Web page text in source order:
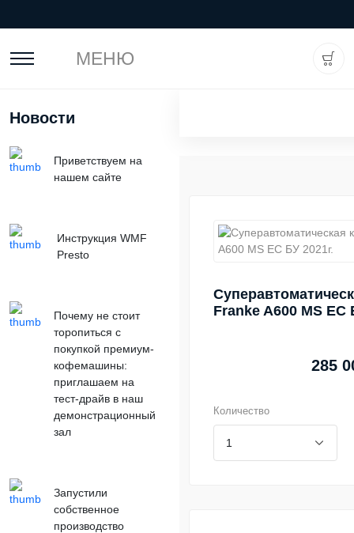
МЕНЮ
Новости
Приветствуем на
нашем сайте
Инструкция WMF
Presto
Почему не стоит
торопиться с
покупкой премиум-
кофемашины:
приглашаем на
тест-драйв в наш
демонстрационный
зал
Запустили
собственное
производство
Franke A600 MS EC
285
Количество